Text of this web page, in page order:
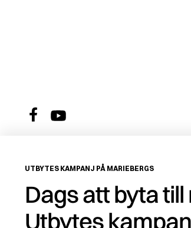
UTBYTES KAMPANJ PÅ MARIEBERGS
Dags att byta
Utbytes